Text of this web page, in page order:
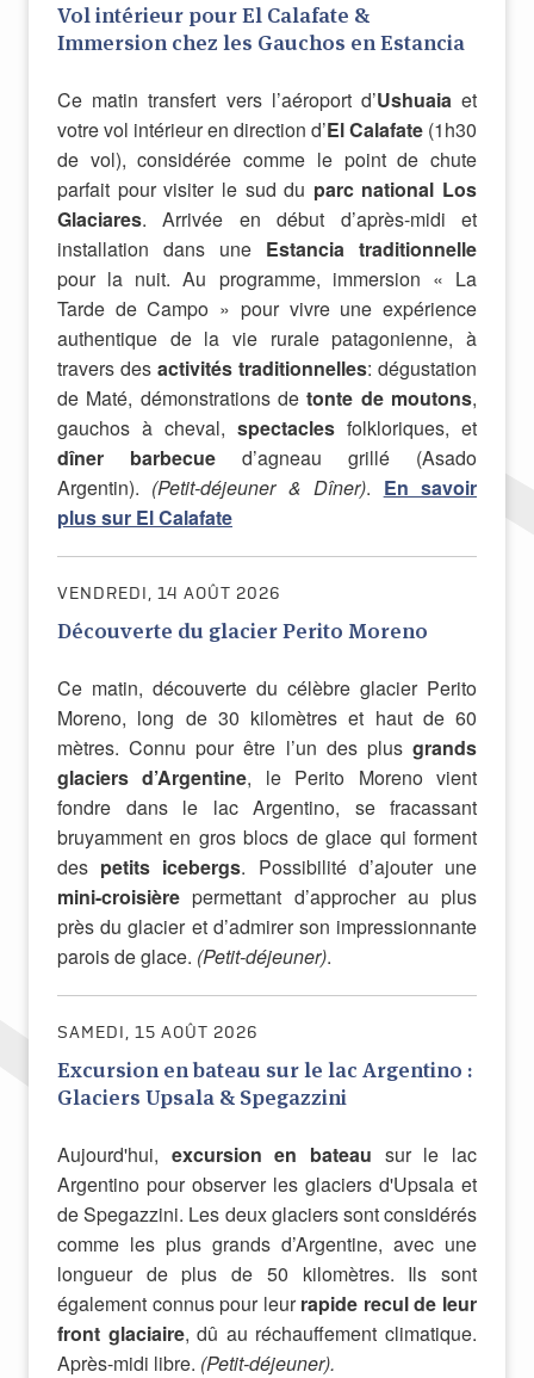
Vol intérieur pour El Calafate &
Immersion chez les Gauchos en Estancia
Ce matin transfert vers l’aéroport d’Ushuaiaet
votre vol intérieur en direction d’El Calafate (1h30
de vol), considérée comme le point de chute
parfait pour visiter le sud du parc national Los
Glaciares. Arrivée en début d’après-midi et
installation dans une Estancia traditionnelle
pour la nuit. Au programme, immersion « La
Tarde de Campo » pour vivre une expérience
authentique de la vie rurale patagonienne, à
travers des activités traditionnelles: dégustation
de Maté, démonstrations detonte de moutons,
gauchos à cheval, spectacles folkloriques, et
dîner barbecue d’agneau grillé (Asado
Argentin). (Petit-déjeuner & Dîner). En savoir
plus sur El Calafate
VENDREDI, 14 AOÛT 2026
Découverte du glacier Perito Moreno
Ce matin, découverte du célèbre glacier Perito
Moreno, long de 30 kilomètres et haut de 60
mètres. Connu pour être l’un des plus grands
glaciers d’Argentine, le Perito Moreno vient
fondre dans le lac Argentino, se fracassant
bruyamment en gros blocs de glace qui forment
des petits icebergs. Possibilité d’ajouter une
mini-croisière permettant d’approcher au plus
près du glacier et d’admirer son impressionnante
parois de glace. (Petit-déjeuner).
SAMEDI, 15 AOÛT 2026
Excursion en bateau sur le lac Argentino :
Glaciers Upsala & Spegazzini
Aujourd'hui, excursion en bateau sur le lac
Argentino pour observer les glaciers d'Upsala et
de Spegazzini. Les deux glaciers sont considérés
comme les plus grands d’Argentine, avec une
longueur de plus de 50 kilomètres. Ils sont
également connus pour leurrapide recul de leur
front glaciaire, dû au réchauffement climatique.
Après-midi libre. (Petit-déjeuner).